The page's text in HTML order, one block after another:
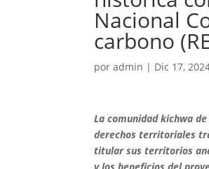
Nacional
carbono
poradmin | Dic 17,
La comunidad kichwa
derechos territoriales
titular sus territorios